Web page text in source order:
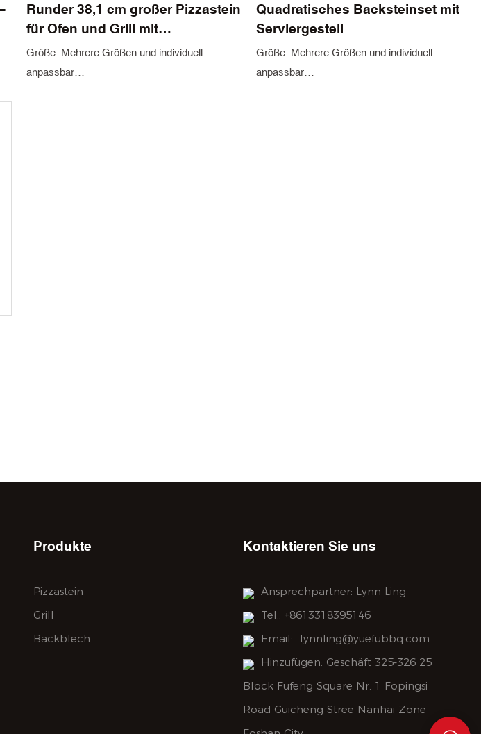
Runder 38,1 cm großer Pizzastein
für Ofen und Grill mit
Pizzaschieber, Backstein für
Pizza, Brot, Grillen
Größe: Mehrere Größen und individuell
anpassbar
Quadratisches Backsteinset mit
Serviergestell
Größe: Mehrere Größen und individuell
anpassbar
Produkte
Pizzastein
Grill
Backblech
Kontaktieren Sie uns
Ansprechpartner: Lynn Ling
Tel.: +8613318395146
Email:
lynnling@yuefubbq.com
Hinzufügen: Geschäft 325-326 25
Block Fufeng Square Nr. 1 Fopingsi
Road Guicheng Stree Nanhai Zone